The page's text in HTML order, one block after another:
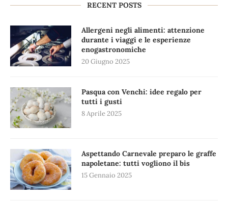
RECENT POSTS
Allergeni negli alimenti: attenzione
durante i viaggi e le esperienze
enogastronomiche
20 Giugno 2025
Pasqua con Venchi: idee regalo per
tutti i gusti
8 Aprile 2025
Aspettando Carnevale preparo le graffe
napoletane: tutti vogliono il bis
15 Gennaio 2025